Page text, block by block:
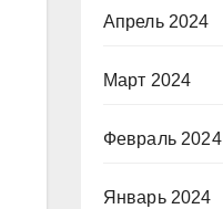
Апрель 2024
Март 2024
Февраль 2024
Январь 2024